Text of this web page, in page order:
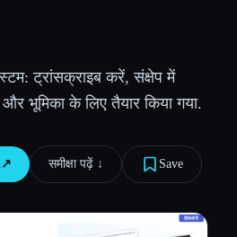
🎬क्रिएटर्स
ट्रांसक्राइब करें, संक्षेप में
भूमिका के लिए तैयार किया गया.
↗︎ समीक्षा पढ़ें ↓︎ Save